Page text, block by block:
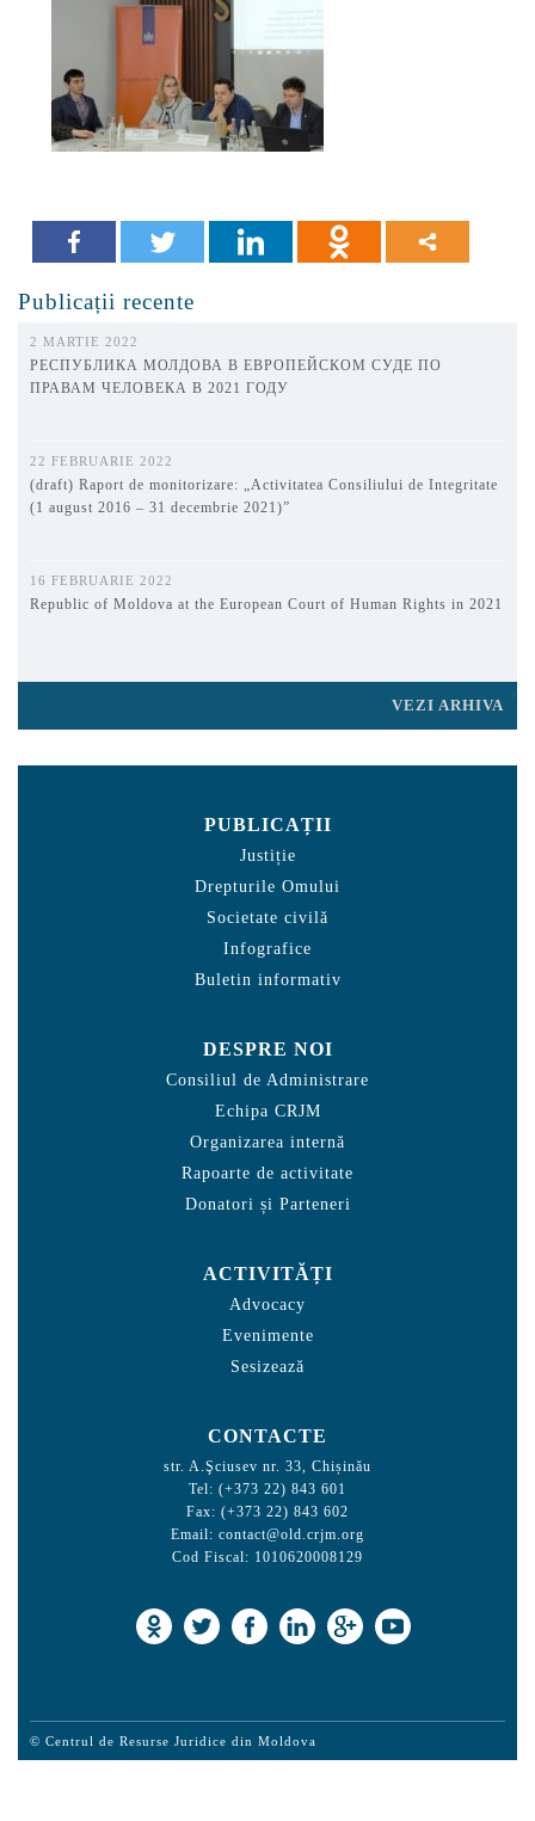
Publicații recente
2 MARTIE 2022
РЕСПУБЛИКА МОЛДОВА В ЕВРОПЕЙСКОМ СУДЕ ПО
ПРАВАМ ЧЕЛОВЕКА В 2021 ГОДУ
22 FEBRUARIE 2022
(draft) Raport de monitorizare: „Activitatea Consiliului de Integritate
(1 august 2016 – 31 decembrie 2021)”
16 FEBRUARIE 2022
Republic of Moldova at the European Court of Human Rights in 2021
VEZI ARHIVA
PUBLICAȚII
Justiție
Drepturile Omului
Societate civilă
Infografice
Buletin informativ
DESPRE NOI
Consiliul de Administrare
Echipa CRJM
Organizarea internă
Rapoarte de activitate
Donatori și Parteneri
ACTIVITĂȚI
Advocacy
Evenimente
Sesizează
CONTACTE
str. A.Şciusev nr. 33, Chișinău
Tel: (+373 22) 843 601
Fax: (+373 22) 843 602
Email: contact@old.crjm.org
Cod Fiscal: 1010620008129
© Centrul de Resurse Juridice din Moldova